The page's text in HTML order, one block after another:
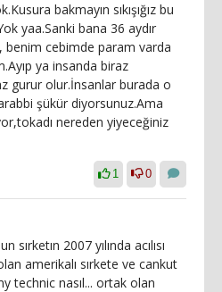
bakmayın sıkışığız bu
yaa.Sanki bana 36 aydır
cebimde param varda
ya insanda biraz
gurur olur.İnsanlar burada o
şükür diyorsunuz.Ama
nereden yiyeceğiniz
1 0
sırketın 2007 yılında acılısı
amerikalı sırkete ve cankut
technic nasıl... ortak olan